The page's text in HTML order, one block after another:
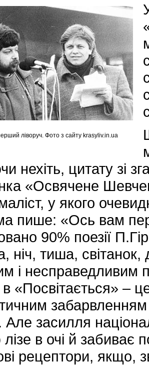
ліворуч. Фото з сайту krasyliv.in.ua
нехіть, цитату зі
«Освячене
у якого
пише: «Ось вам
90% поезії
ніч, тиша,
і несправедливим
в «Посвітається» –
Але засилля
в очі й забиває
рецептори, якщо,